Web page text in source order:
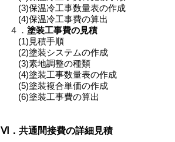
(3)保温冷工事数量表の作成
(4)保温冷工事費の算出
４． 塗装工事費の見積
(1)見積手順
(2)塗装システムの作成
(3)素地調整の種類
(4)塗装工事数量表の作成
(5)塗装複合単価の作成
(6)塗装工事費の算出
Ⅵ．共通間接費の詳細見積